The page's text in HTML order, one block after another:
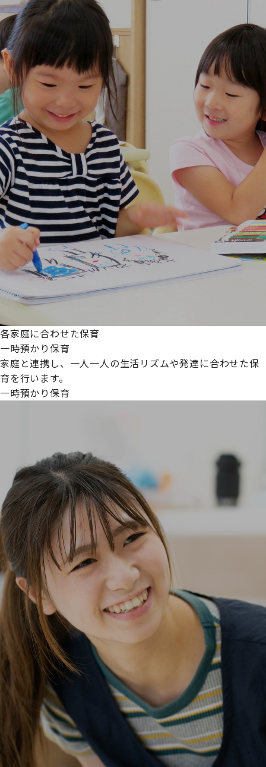
各家庭に合わせた保育
一時預かり保育
家庭と連携し、一人一人の生活リズムや発達に合わせた保
育を行います。
一時預かり保育